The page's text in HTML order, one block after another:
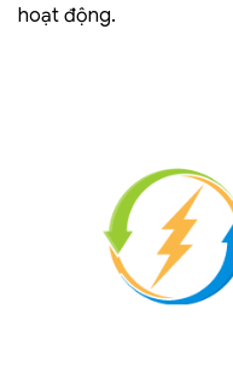
hoạt động.